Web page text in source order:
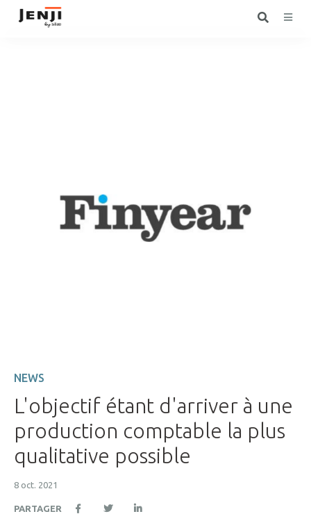
NEWS
L'objectif étant d'arriver à une
production comptable la plus
qualitative possible
8 oct. 2021
PARTAGER